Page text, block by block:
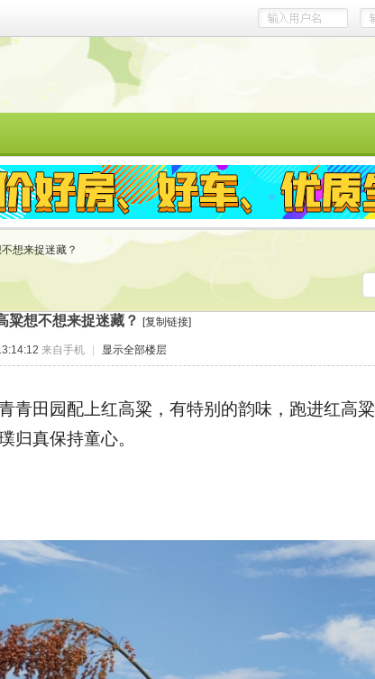
想来捉迷藏？
粱想不想来捉迷藏？ [复制链接]
来自手机 显示全部楼层
青田园配上红高粱，有特别的韵味，跑进红高
归真保持童心。